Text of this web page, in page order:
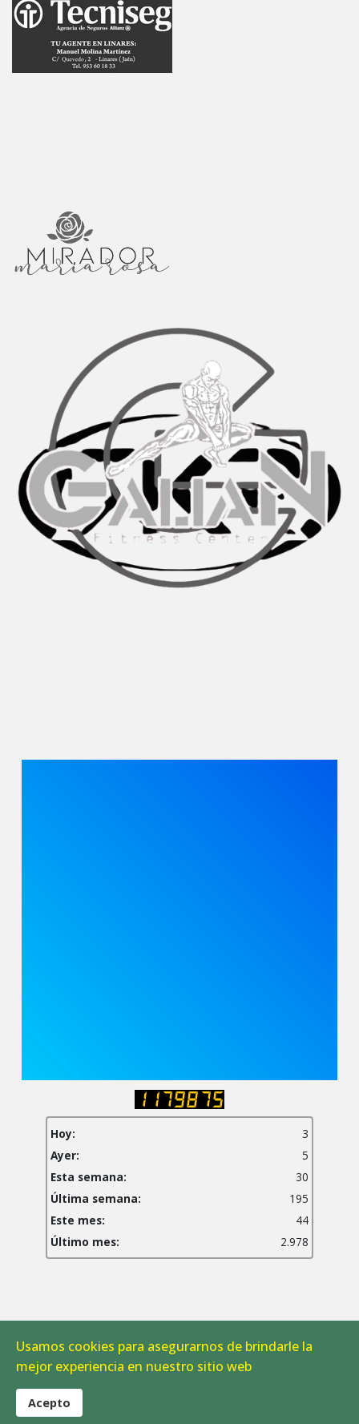
Hoy:
3
Ayer:
5
Esta semana:
30
Última semana:
195
Este mes:
44
Último mes:
2.978
Aviso Legal |Política de Cookies
© 2026 CAB Linares. Todos los derechos reservados.
Usamos cookies para asegurarnos de brindarle la
mejor experiencia en nuestro sitio web
Acepto